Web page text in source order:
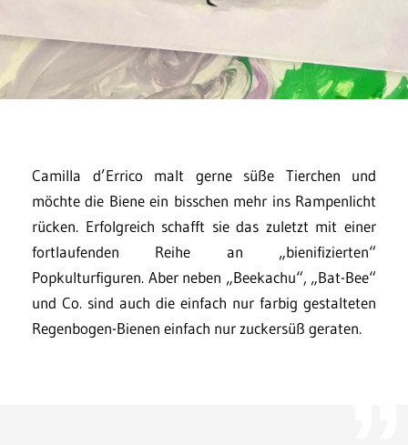
Camilla d’Errico malt gerne süße Tierchen und
möchte die Biene ein bisschen mehr ins Rampenlicht
rücken. Erfolgreich schafft sie das zuletzt mit einer
fortlaufenden Reihe an „bienifizierten“
Popkulturfiguren. Aber neben „Beekachu“, „Bat-Bee“
und Co. sind auch die einfach nur farbig gestalteten
Regenbogen-Bienen einfach nur zuckersüß geraten.